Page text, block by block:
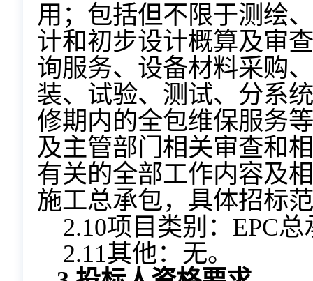
用；包括但不限于测绘
计和初步设计概算及审
询服务、设备材料采购
装、试验、测试、分系
修期内的全包维保服务
及主管部门相关审查和
有关的全部工作内容及
施工总承包，具体招标
2.10项目类别：EPC
2.11其他：无。